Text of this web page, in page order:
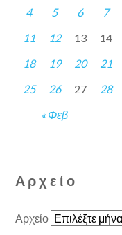
« Φεβ
4
5 6 7
11
12 13 14
18
19 20 21
25
26 27 28
Αρχείο
Αρχείο